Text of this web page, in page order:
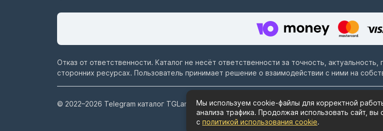
Отказ от ответственности. Каталог не несёт ответственности за точность,
сторонних ресурсах. Пользователь принимает решение о взаимодействии с ними на
© 2022–2026 Telegram каталог TGLand.ru Пользовательское
Мы используем cookie-файлы для корректной
анализа трафика. Продолжая использовать сайт, вы
с политикой использования cookie.